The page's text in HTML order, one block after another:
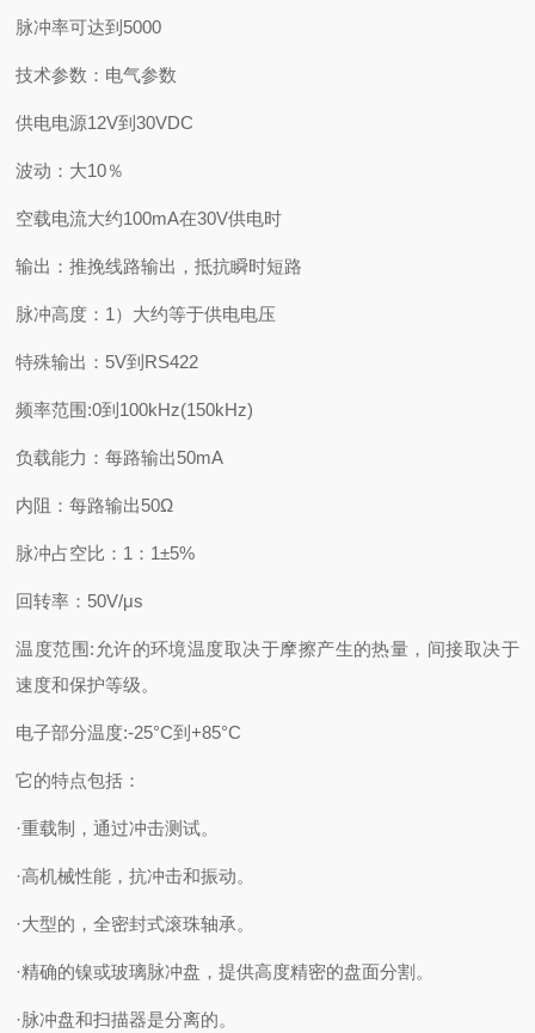
脉冲率可达到5000
技术参数：电气参数
供电电源12V到30VDC
波动：大10％
空载电流大约100mA在30V供电时
输出：推挽线路输出，抵抗瞬时短路
脉冲高度：1）大约等于供电电压
特殊输出：5V到RS422
频率范围:0到100kHz(150kHz)
负载能力：每路输出50mA
内阻：每路输出50Ω
脉冲占空比：1：1±5%
回转率：50V/μs
温度范围:允许的环境温度取决于摩擦产生的热量，间接取决于
速度和保护等级。
电子部分温度:-25°C到+85°C
它的特点包括：
·重载制，通过冲击测试。
·高机械性能，抗冲击和振动。
·大型的，全密封式滚珠轴承。
·精确的镍或玻璃脉冲盘，提供高度精密的盘面分割。
·脉冲盘和扫描器是分离的。